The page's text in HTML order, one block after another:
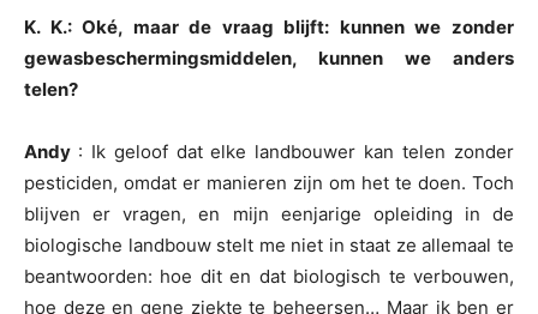
K. K.: Oké, maar de vraag blijft: kunnen we zonder
gewasbeschermingsmiddelen, kunnen we anders
telen?
Andy : Ik geloof dat elke landbouwer kan telen zonder
pesticiden, omdat er manieren zijn om het te doen. Toch
blijven er vragen, en mijn eenjarige opleiding in de
biologische landbouw stelt me niet in staat ze allemaal te
beantwoorden: hoe dit en dat biologisch te verbouwen,
hoe deze en gene ziekte te beheersen… Maar ik ben er